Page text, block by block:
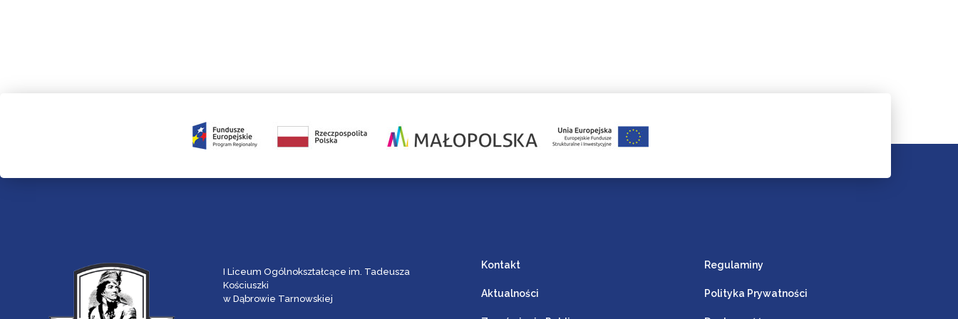
I Liceum Ogólnokształcące im. Tadeusza
Kościuszki
w Dąbrowie Tarnowskiej
Kontakt
Aktualności
Regulaminy
Polityka Prywatności